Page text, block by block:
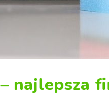
najlepsza